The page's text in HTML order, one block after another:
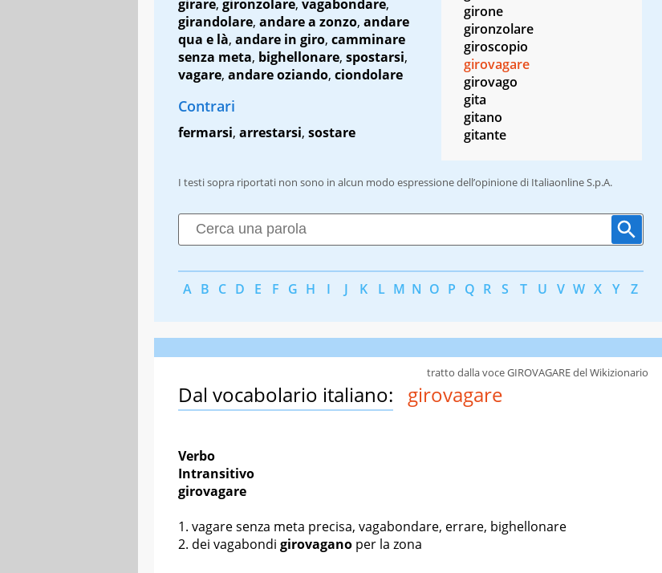
girare, gironzolare, vagabondare,
girandolare, andare a zonzo, andare
qua e là, andare in giro, camminare
senza meta, bighellonare, spostarsi,
vagare, andare oziando, ciondolare
Contrari
fermarsi, arrestarsi, sostare
girone
gironzolare
giroscopio
girovagare
girovago
gita
gitano
gitante
I testi sopra riportati non sono in alcun modo espressione dell’opinione di Italiaonline S.p.A.
A B C D E F G H I J K L M N O P Q R S T U V W X Y Z
Dal vocabolario italiano: girovagare
Verbo
Intransitivo
girovagare
vagare senza meta precisa, vagabondare, errare, bighellonare
dei vagabondi girovagano per la zona
tratto dalla voce GIROVAGARE del Wikizionario